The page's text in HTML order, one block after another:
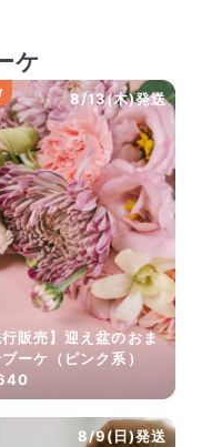
ケ
8/13(木)発送
行販売】迎え盆のおま
ーケ（ピンク系）
8/9(日)発送